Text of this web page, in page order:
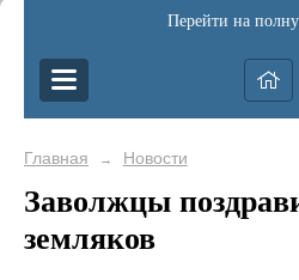
Перейти на
Главная → Новости
Заволжцы
земляков